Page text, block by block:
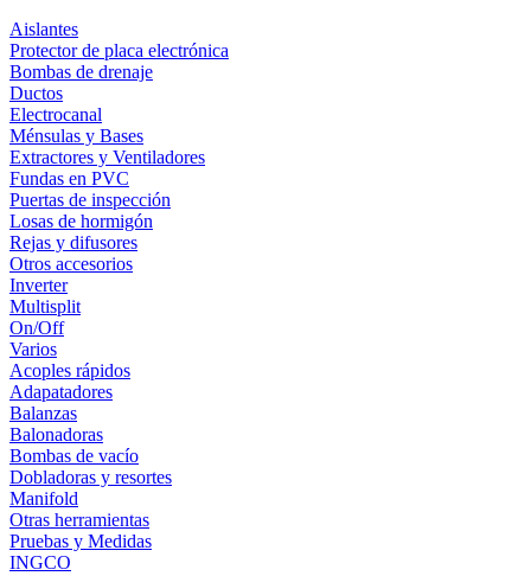
Aislantes
Protector de placa electrónica
Bombas de drenaje
Ductos
Electrocanal
Ménsulas y Bases
Extractores y Ventiladores
Fundas en PVC
Puertas de inspección
Losas de hormigón
Rejas y difusores
Otros accesorios
Inverter
Multisplit
On/Off
Varios
Acoples rápidos
Adapatadores
Balanzas
Balonadoras
Bombas de vacío
Dobladoras y resortes
Manifold
Otras herramientas
Pruebas y Medidas
INGCO